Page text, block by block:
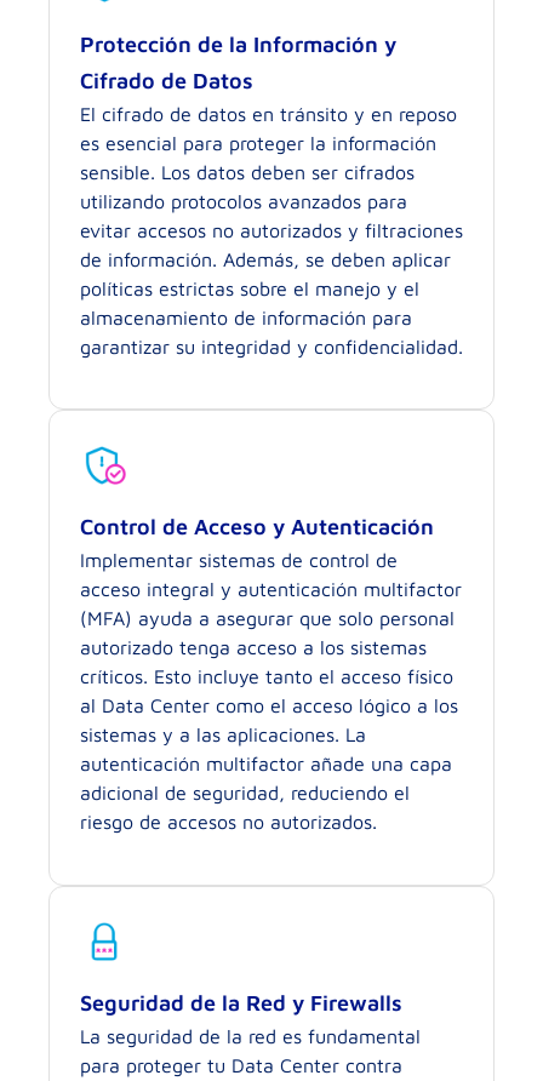
Protección de la Información y
Cifrado de Datos
El cifrado de datos en tránsito y en reposo
es esencial para proteger la información
sensible. Los datos deben ser cifrados
utilizando protocolos avanzados para
evitar accesos no autorizados y filtraciones
de información. Además, se deben aplicar
políticas estrictas sobre el manejo y el
almacenamiento de información para
garantizar su integridad y confidencialidad.
Control de Acceso y Autenticación
Implementar sistemas de control de
acceso integral y autenticación multifactor
(MFA) ayuda a asegurar que solo personal
autorizado tenga acceso a los sistemas
críticos. Esto incluye tanto el acceso físico
al Data Center como el acceso lógico a los
sistemas y a las aplicaciones. La
autenticación multifactor añade una capa
adicional de seguridad, reduciendo el
riesgo de accesos no autorizados.
Seguridad de la Red y Firewalls
La seguridad de la red es fundamental
para proteger tu Data Center contra